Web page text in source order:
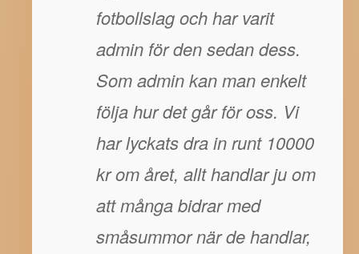
fotbollslag och har varit
admin för den sedan dess.
Som admin kan man enkelt
följa hur det går för oss. Vi
har lyckats dra in runt 10000
kr om året, allt handlar ju om
att många bidrar med
småsummor när de handlar,